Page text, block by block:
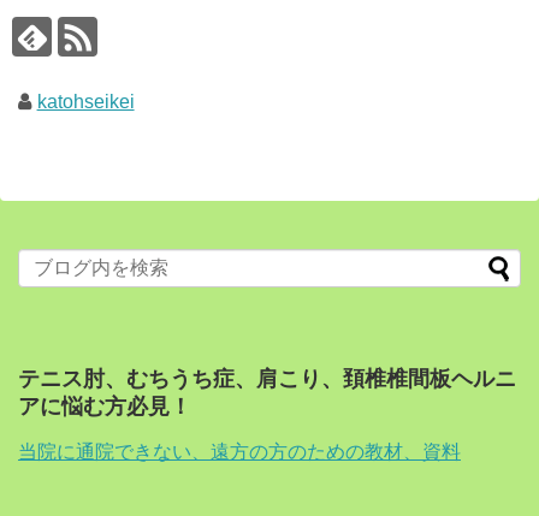
katohseikei
テニス肘、むちうち症、肩こり、頚椎椎間板ヘルニ
アに悩む方必見！
当院に通院できない、遠方の方のための教材、資料